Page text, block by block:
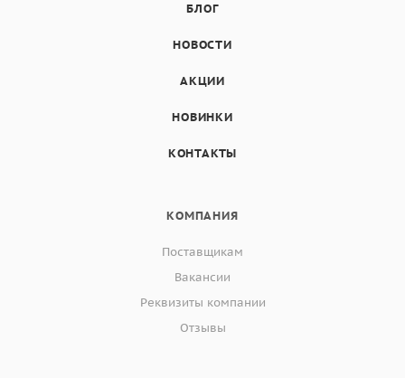
БЛОГ
НОВОСТИ
АКЦИИ
НОВИНКИ
КОНТАКТЫ
КОМПАНИЯ
Поставщикам
Вакансии
Реквизиты компании
Отзывы